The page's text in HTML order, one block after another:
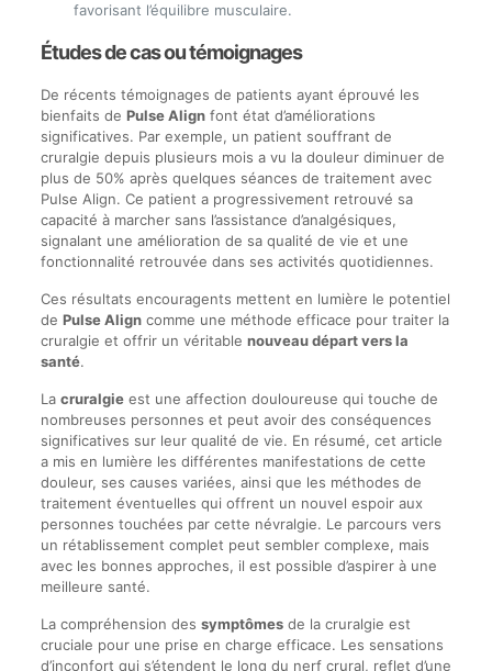
favorisant l’équilibre musculaire.
Études de cas ou témoignages
De récents témoignages de patients ayant éprouvé les
bienfaits de Pulse Alignfont état d’améliorations
significatives. Par exemple, un patient souffrant de
cruralgie depuis plusieurs mois a vu la douleur diminuer de
plus de 50% après quelques séances de traitement avec
Pulse Align. Ce patient a progressivement retrouvé sa
capacité à marcher sans l’assistance d’analgésiques,
signalant une amélioration de sa qualité de vie et une
fonctionnalité retrouvée dans ses activités quotidiennes.
Ces résultats encouragents mettent en lumière le potentiel
de Pulse Aligncomme une méthode efficace pour traiter la
cruralgie et offrir un véritable nouveau départ vers la
santé.
La cruralgieest une affection douloureuse qui touche de
nombreuses personnes et peut avoir des conséquences
significatives sur leur qualité de vie. En résumé, cet article
a mis en lumière les différentes manifestations de cette
douleur, ses causes variées, ainsi que les méthodes de
traitement éventuelles qui offrent un nouvel espoir aux
personnes touchées par cette névralgie. Le parcours vers
un rétablissement complet peut sembler complexe, mais
avec les bonnes approches, il est possible d’aspirer à une
meilleure santé.
La compréhension des symptômesde la cruralgie est
cruciale pour une prise en charge efficace. Les sensations
d’inconfort qui s’étendent le long du nerf crural, reflet d’une